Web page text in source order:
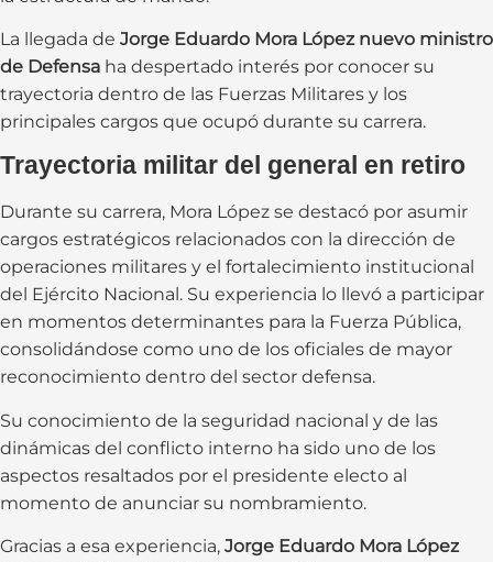
La llegada de Jorge Eduardo Mora López nuevo ministro
de Defensa ha despertado interés por conocer su
trayectoria dentro de las Fuerzas Militares y los
principales cargos que ocupó durante su carrera.
Trayectoria militar del general en retiro
Durante su carrera, Mora López se destacó por asumir
cargos estratégicos relacionados con la dirección de
operaciones militares y el fortalecimiento institucional
del Ejército Nacional. Su experiencia lo llevó a participar
en momentos determinantes para la Fuerza Pública,
consolidándose como uno de los oficiales de mayor
reconocimiento dentro del sector defensa.
Su conocimiento de la seguridad nacional y de las
dinámicas del conflicto interno ha sido uno de los
aspectos resaltados por el presidente electo al
momento de anunciar su nombramiento.
Gracias a esa experiencia, Jorge Eduardo Mora López